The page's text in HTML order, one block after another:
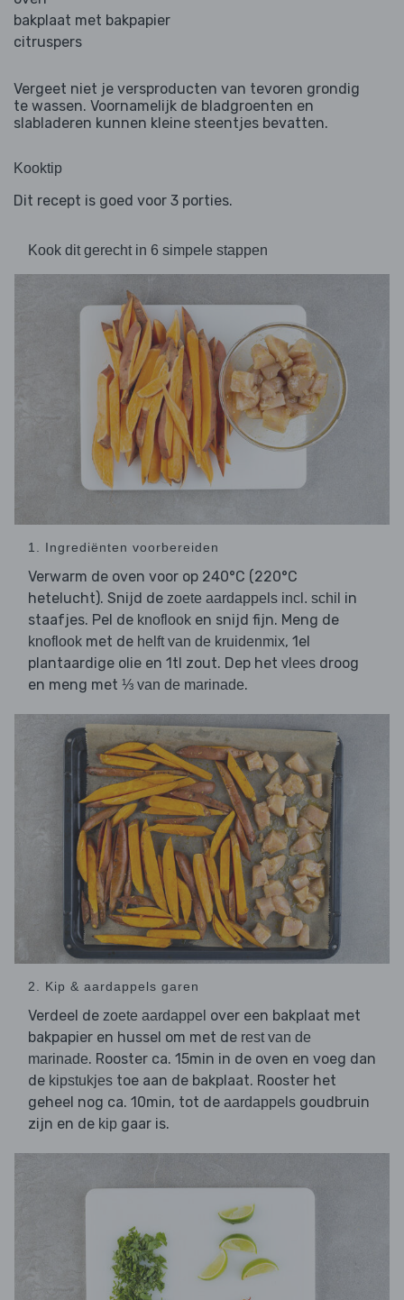
bakplaat met bakpapier
citruspers
Vergeet niet je versproducten van tevoren grondig
te wassen. Voornamelijk de bladgroenten en
slabladeren kunnen kleine steentjes bevatten.
Kooktip
Dit recept is goed voor 3 porties.
Kook dit gerecht in 6 simpele stappen
1. Ingrediënten voorbereiden
Verwarm de oven voor op 240°C (220°C
hetelucht). Snijd de zoete aardappels incl. schil in
staafjes. Pel de knoflook en snijd fijn. Meng de
knoflook met de helft van de kruidenmix, 1el
plantaardige olie en 1tl zout. Dep het vlees droog
en meng met ⅓ van de marinade.
2. Kip & aardappels garen
Verdeel de zoete aardappel over een bakplaat met
bakpapier en hussel om met de rest van de
marinade. Rooster ca. 15min in de oven en voeg dan
de kipstukjes toe aan de bakplaat. Rooster het
geheel nog ca. 10min, tot de aardappels goudbruin
zijn en de kip gaar is.